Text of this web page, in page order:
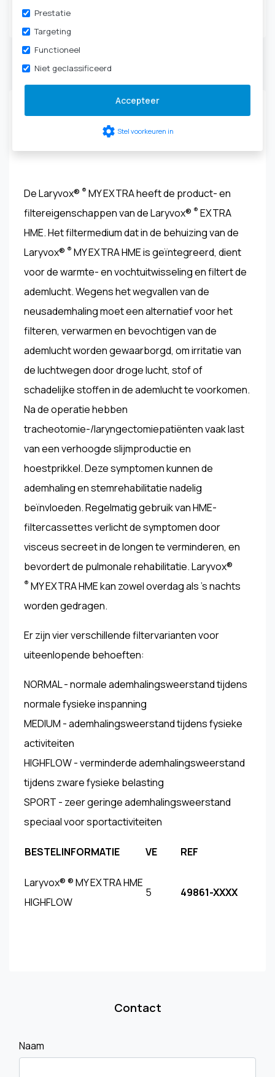
Productbeschrijving
Laryvox® ® MY EXTRA HME HIGHFLOW - 49861-
De Laryvox® ® MY EXTRA heeft de product- en
filtereigenschappen van de Laryvox® ® EXTRA
HME. Het filtermedium dat in de behuizing van de
Laryvox® ® MY EXTRA HME is geïntegreerd, dient
voor de warmte- en vochtuitwisseling en filtert de
ademlucht. Wegens het wegvallen van de
neusademhaling moet een alternatief voor het
filteren, verwarmen en bevochtigen van de
ademlucht worden gewaarborgd, om irritatie van
de luchtwegen door droge lucht, stof of
schadelijke stoffen in de ademlucht te voorkomen.
Na de operatie hebben
tracheotomie-/laryngectomiepatiënten vaak last
van een verhoogde slijmproductie en
hoestprikkel. Deze symptomen kunnen de
ademhaling en stemrehabilitatie nadelig
beïnvloeden. Regelmatig gebruik van HME-
filtercassettes verlicht de symptomen door
visceus secreet in de longen te verminderen, en
bevordert de pulmonale rehabilitatie. Laryvox®
® MY EXTRA HME kan zowel overdag als 's nachts
worden gedragen.
Er zijn vier verschillende filtervarianten voor
uiteenlopende behoeften:
NORMAL - normale ademhalingsweerstand tijdens
normale fysieke inspanning
MEDIUM - ademhalingsweerstand tijdens fysieke
activiteiten
HIGHFLOW - verminderde ademhalingsweerstand
tijdens zware fysieke belasting
SPORT - zeer geringe ademhalingsweerstand
speciaal voor sportactiviteiten
BESTELINFORMATIE VE REF
Laryvox® ® MY EXTRA HME
HIGHFLOW
5 49861-XXXX
Contact
Naam
Prestatie
Targeting
Functioneel
Niet geclassificeerd
Accepteer
settings Stel voorkeuren in